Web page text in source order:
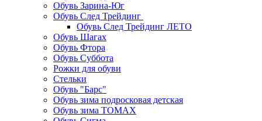
Обувь Зарина-Юг
Обувь След Трейдинг
Обувь След Трейдинг ЛЕТО
Обувь Шагах
Обувь Фтора
Обувь Суббота
Рожки для обуви
Стельки
Обувь "Барс"
Обувь зима подросковая детская
Обувь зима ТОМАХ